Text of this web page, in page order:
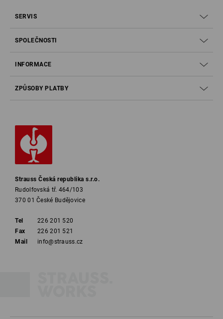
SERVIS
SPOLEČNOSTI
INFORMACE
ZPŮSOBY PLATBY
Strauss Česká republika s.r.o.
Rudolfovská tř. 464/103
370 01 České Budějovice
Tel
226 201 520
Fax
226 201 521
Mail
info@strauss.cz